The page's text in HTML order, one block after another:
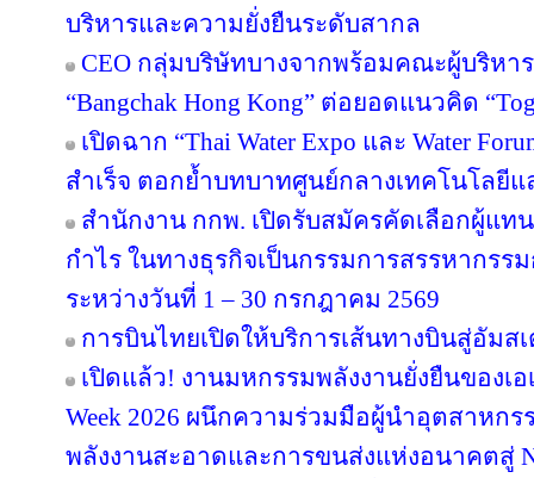
บริหารและความยั่งยืนระดับสากล
CEO กลุ่มบริษัทบางจากพร้อมคณะผู้บริหา
“Bangchak Hong Kong” ต่อยอดแนวคิด
เปิดฉาก “Thai Water Expo และ Water
สำเร็จ ตอกย้ำบทบาทศูนย์กลางเทคโนโล
สำนักงาน กกพ. เปิดรับสมัครคัดเลือกผู้แท
กำไร ในทางธุรกิจเป็นกรรมการสรรหากรร
ระหว่างวันที่ 1 – 30 กรกฎาคม 2569
การบินไทยเปิดให้บริการเส้นทางบินสู่อัมส
เปิดแล้ว! งานมหกรรมพลังงานยั่งยืนของเอเ
Week 2026 ผนึกความร่วมมือผู้นำอุตสาหก
พลังงานสะอาดและการขนส่งแห่งอนาคตสู่